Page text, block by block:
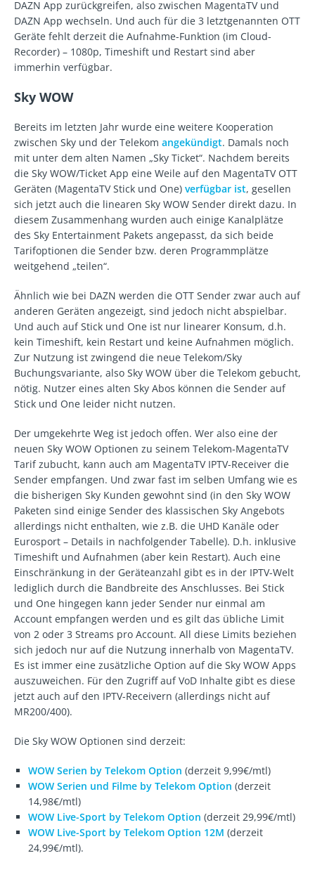
DAZN App zurückgreifen, also zwischen MagentaTV und
DAZN App wechseln. Und auch für die 3 letztgenannten OTT
Geräte fehlt derzeit die Aufnahme-Funktion (im Cloud-
Recorder) – 1080p, Timeshift und Restart sind aber
immerhin verfügbar.
Sky WOW
Bereits im letzten Jahr wurde eine weitere Kooperation
zwischen Sky und der Telekom angekündigt. Damals noch
mit unter dem alten Namen „Sky Ticket“. Nachdem bereits
die Sky WOW/Ticket App eine Weile auf den MagentaTV OTT
Geräten (MagentaTV Stick und One) verfügbar ist, gesellen
sich jetzt auch die linearen Sky WOW Sender direkt dazu. In
diesem Zusammenhang wurden auch einige Kanalplätze
des Sky Entertainment Pakets angepasst, da sich beide
Tarifoptionen die Sender bzw. deren Programmplätze
weitgehend „teilen“.
Ähnlich wie bei DAZN werden die OTT Sender zwar auch auf
anderen Geräten angezeigt, sind jedoch nicht abspielbar.
Und auch auf Stick und One ist nur linearer Konsum, d.h.
kein Timeshift, kein Restart und keine Aufnahmen möglich.
Zur Nutzung ist zwingend die neue Telekom/Sky
Buchungsvariante, also Sky WOW über die Telekom gebucht,
nötig. Nutzer eines alten Sky Abos können die Sender auf
Stick und One leider nicht nutzen.
Der umgekehrte Weg ist jedoch offen. Wer also eine der
neuen Sky WOW Optionen zu seinem Telekom-MagentaTV
Tarif zubucht, kann auch am MagentaTV IPTV-Receiver die
Sender empfangen. Und zwar fast im selben Umfang wie es
die bisherigen Sky Kunden gewohnt sind (in den Sky WOW
Paketen sind einige Sender des klassischen Sky Angebots
allerdings nicht enthalten, wie z.B. die UHD Kanäle oder
Eurosport – Details in nachfolgender Tabelle). D.h. inklusive
Timeshift und Aufnahmen (aber kein Restart). Auch eine
Einschränkung in der Geräteanzahl gibt es in der IPTV-Welt
lediglich durch die Bandbreite des Anschlusses. Bei Stick
und One hingegen kann jeder Sender nur einmal am
Account empfangen werden und es gilt das übliche Limit
von 2 oder 3 Streams pro Account. All diese Limits beziehen
sich jedoch nur auf die Nutzung innerhalb von MagentaTV.
Es ist immer eine zusätzliche Option auf die Sky WOW Apps
auszuweichen. Für den Zugriff auf VoD Inhalte gibt es diese
jetzt auch auf den IPTV-Receivern (allerdings nicht auf
MR200/400).
Die Sky WOW Optionen sind derzeit:
WOW Serien by Telekom Option (derzeit 9,99€/mtl)
WOW Serien und Filme by Telekom Option (derzeit
14,98€/mtl)
WOW Live-Sport by Telekom Option (derzeit 29,99€/mtl)
WOW Live-Sport by Telekom Option 12M (derzeit
24,99€/mtl).